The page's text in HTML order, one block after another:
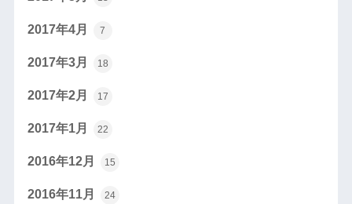
2017年4月 7
2017年3月 18
2017年2月 17
2017年1月 22
2016年12月 15
2016年11月 24